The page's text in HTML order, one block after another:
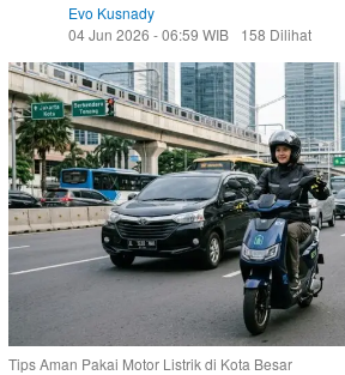
Evo Kusnady
04 Jun 2026 - 06:59 WIB
158 Dilihat
Tips Aman Pakai Motor Listrik di Kota Besar